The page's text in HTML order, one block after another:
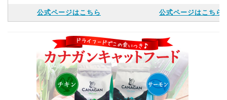
公式ページはこちら 公式ページはこちら